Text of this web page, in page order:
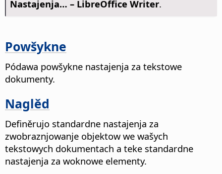
Nastajenja… – LibreOffice Writer.
Powšykne
Pódawa powšykne nastajenja za tekstowe
dokumenty.
Naglěd
Definěrujo standardne nastajenja za
zwobraznjowanje objektow we wašych
tekstowych dokumentach a teke standardne
nastajenja za woknowe elementy.